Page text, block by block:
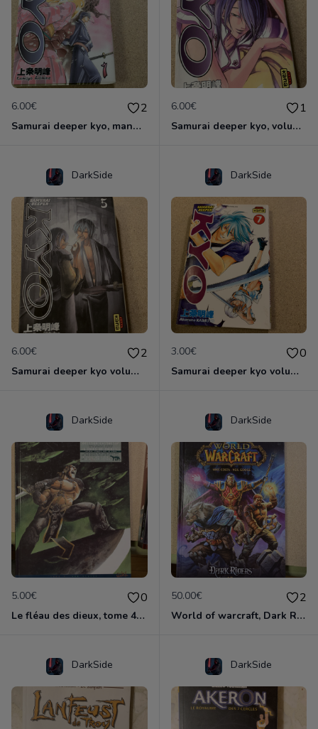
6.00€ 2
Samurai deeper kyo, manga double volume 1 et 2
6.00€ 1
Samurai deeper kyo, volume 3 & 4 manga double
DarkSide
6.00€ 2
Samurai deeper kyo volume 5&6 manga double
DarkSide
3.00€ 0
Samurai deeper kyo volume 7
DarkSide
5.00€ 0
Le fléau des dieux, tome 4 , vae victis
DarkSide
50.00€ 2
World of warcraft, Dark Riders tome 1
DarkSide DarkSide